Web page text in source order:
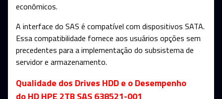
econômicos.
A interface do SAS é compatível com dispositivos SATA.
Essa compatibilidade fornece aos usuários opções sem
precedentes para a implementação do subsistema de
servidor e armazenamento.
Qualidade dos Drives HDD e o Desempenho
do HD HPE 2TB SAS 638521-001